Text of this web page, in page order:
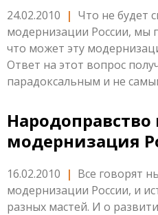
24.02.2010 | Что не будет
модернизации России, мы
что может эту
Ответ на этот вопрос
парадоксальным и не
Народоправство
модернизация
16.02.2010 | Все говорят
модернизации России, и
разных мастей. И о